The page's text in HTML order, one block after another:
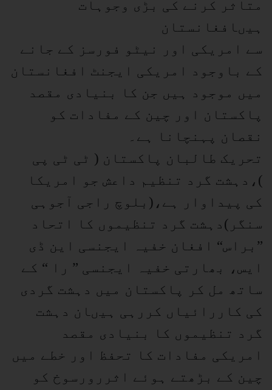
متاثر کرنے کی بڑی وجوہات
ہیںافغانستان
سے امریکی اور نیٹو فورسز کے جانے
کے باوجود امریکی ایجنٹ افغانستان
میں موجود ہیں جن کا بنیادی مقصد
پاکستان اور چین کے مفادات کو
نقصان پہنچانا ہے۔
تحریک طالبان پاکستان ( ٹی ٹی پی
)،دہشت گرد تنظیم داعش جو امریکا
کی پیداوار ہے،(بلوچ راجی آجوہی
سنگر)دہشت گرد تنظیموں کا اتحاد
”براس“ افغان خفیہ ایجنسی این ڈی
ایس، بھارتی خفیہ ایجنسی ” را “ کے
ساتھ مل کر پاکستان میں دہشت گردی
کی کاررائیاں کررہی ہیںان دہشت
گرد تنظیموں کا بنیادی مقصد
امریکی مفادات کا تحفظ اور خطے میں
چین کے بڑھتے ہوئے اثررورسوخ کو